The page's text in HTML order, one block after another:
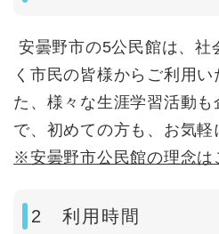
安曇野市の5公民館は、社
く市民の皆様からご利用
た、様々な生涯学習活動
で、初めての方も、お気軽
※安曇野市公民館の理念は
2 利用時間